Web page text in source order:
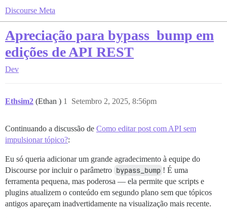
Discourse Meta
Apreciação para bypass_bump em
edições de API REST
Dev
Ethsim2 (Ethan ) Setembro 2, 2025, 8:56pm
1
Continuando a discussão de Como editar post com API sem
impulsionar tópico?:
Eu só queria adicionar um grande agradecimento à equipe do
Discourse por incluir o parâmetro bypass_bump ! É uma
ferramenta pequena, mas poderosa — ela permite que scripts e
plugins atualizem o conteúdo em segundo plano sem que tópicos
antigos apareçam inadvertidamente na visualização mais recente.